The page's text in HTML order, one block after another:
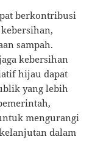
berkontribusi
sampah.
kebersihan
hijau dapat
yang lebih
mengurangi
dalam